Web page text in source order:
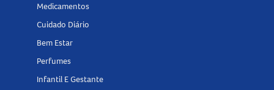
Medicamentos
Cuidado Diário
Bem Estar
Perfumes
Infantil E Gestante